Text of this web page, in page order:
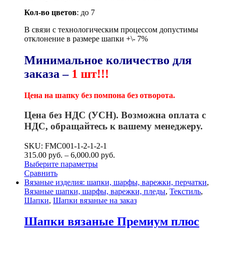
Кол-во цветов: до 7
В связи с технологическим процессом допустимы
отклонение в размере шапки +\- 7%
Минимальное количество для
заказа – 1 шт!!!
Цена на шапку без помпона без отворота.
Цена без НДС (УСН). Возможна оплата с
НДС, обращайтесь к вашему менеджеру.
SKU: FMC001-1-2-1-2-1
315.00 руб. – 6,000.00 руб.
Выберите параметры
Сравнить
Вязаные изделия: шапки, шарфы, варежки, перчатки,
Вязаные шапки, шарфы, варежки, пледы, Текстиль,
Шапки, Шапки вязаные на заказ
Шапки вязаные Премиум плюс